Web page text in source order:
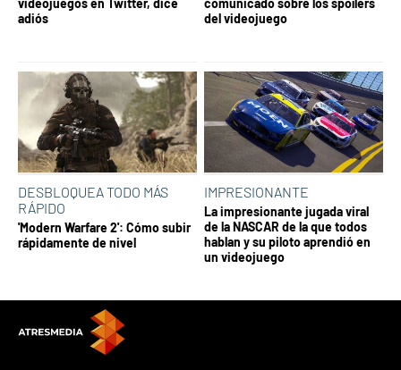
videojuegos en Twitter, dice
adiós
comunicado sobre los spoílers
del videojuego
DESBLOQUEA TODO MÁS
RÁPIDO
'Modern Warfare 2': Cómo subir
rápidamente de nivel
IMPRESIONANTE
La impresionante jugada viral
de la NASCAR de la que todos
hablan y su piloto aprendió en
un videojuego